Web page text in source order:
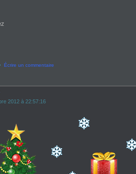
Écrire un commentaire
2012 à 22:57:16